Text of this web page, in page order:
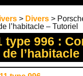
> Divers >
l’habitacle – Tutoriel
type 996 :